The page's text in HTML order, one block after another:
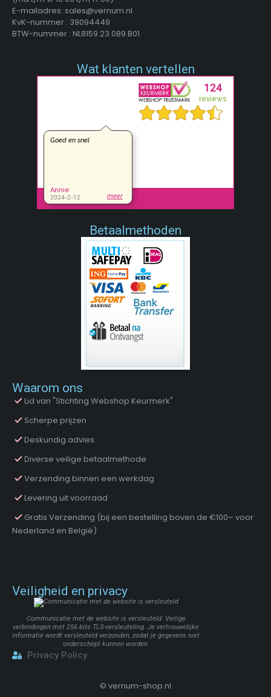
E-mailadres: sales@vernum.nl
KvK-nummer : 39094449
BTW-nummer : NL8159.23.089.B01
Wat klanten vertellen
Betaalmethoden
Waarom ons
Lid van "Stichting Webshop Keurmerk"
Scherpe prijzen
Deskundig advies
Diverse veilige betaalmethode
Verzending binnen een werkdag
Levering uit voorraad
Gratis Verzending (bij een bestelling boven de €100– voor
Nederland en België)
Veiligheid en privacy
Communicatie met de website is versleuteld. Veilige
verbindingen met 256 bits TLS-versleuteling. Je vertrouwelijke
informatie wordt versleuteld verzonden, zodat je gegevens niet
onderschept kunnen worden.
Privacy Policy
© vernum-shop.nl